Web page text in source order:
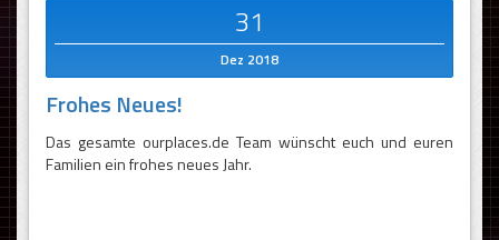
31
Dez 2018
Frohes Neues!
Das gesamte ourplaces.de Team wünscht euch und euren
Familien ein frohes neues Jahr.